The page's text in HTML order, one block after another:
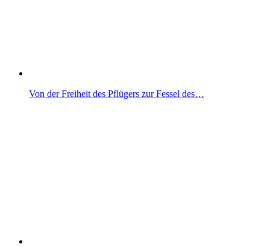
Von der Freiheit des Pflügers zur Fessel des…